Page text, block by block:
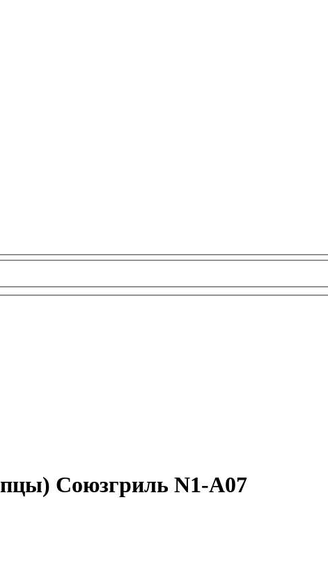
Союзгриль N1-A07